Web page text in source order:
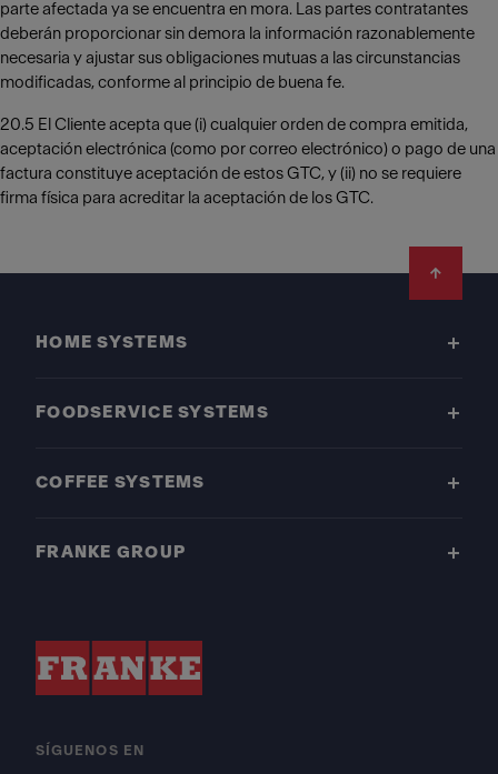
parte afectada ya se encuentra en mora. Las partes contratantes
deberán proporcionar sin demora la información razonablemente
necesaria y ajustar sus obligaciones mutuas a las circunstancias
modificadas, conforme al principio de buena fe.
20.5 El Cliente acepta que (i) cualquier orden de compra emitida,
aceptación electrónica (como por correo electrónico) o pago de una
factura constituye aceptación de estos GTC, y (ii) no se requiere
firma física para acreditar la aceptación de los GTC.
HOME SYSTEMS
FOODSERVICE SYSTEMS
COFFEE SYSTEMS
FRANKE GROUP
SÍGUENOS EN